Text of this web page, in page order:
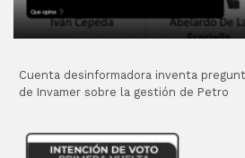
Cuenta desinformadora inventa
de Invamer sobre la gestión de Petro